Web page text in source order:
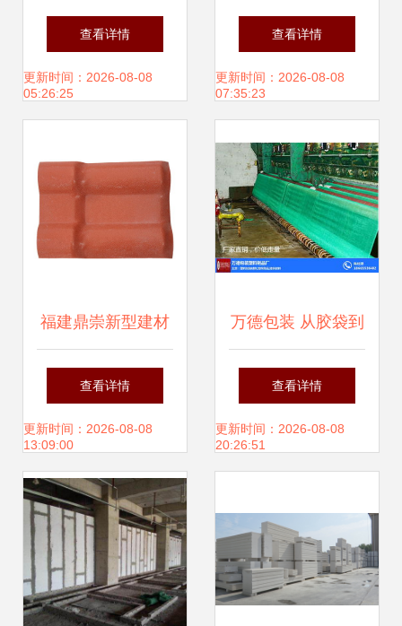
彩色透水砖混凝土
面包砖广场面包砖
查看详情
更新时间：2026-08-08
05:26:25
筑材料项目建成投
产，推动绿色建筑
查看详情
更新时间：2026-08-08
07:35:23
福建鼎崇新型建材
专业树脂瓦生产厂
家的高清图鉴与联
系方式
查看详情
更新时间：2026-08-08
13:09:00
万德包装 从胶袋到
工艺包，探索新型
建筑材料与防护包
查看详情
更新时间：2026-08-08
20:26:51